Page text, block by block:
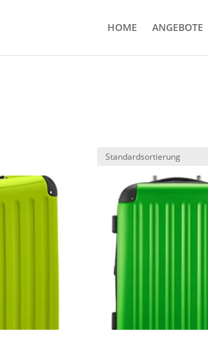
HOME ANGEBOTE